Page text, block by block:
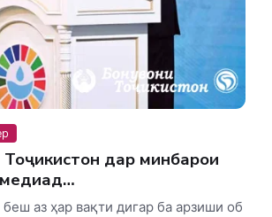
дар минбарҳои
аз ҳар вақти дигар ба арзиши об